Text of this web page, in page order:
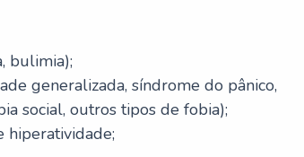
bulimia);
generalizada, síndrome do pânico,
social, outros tipos de fobia);
hiperatividade;